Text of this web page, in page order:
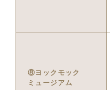
⑧ヨックモック
ミュージアム